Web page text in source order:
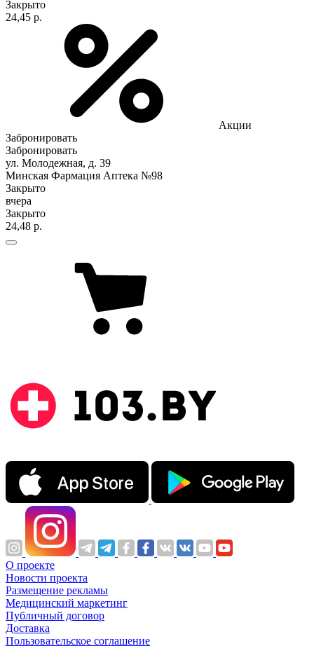
Закрыто
24,45 р.
Акции
Забронировать
Забронировать
ул. Молодежная, д. 39
Минская Фармация Аптека №98
Закрыто
вчера
Закрыто
24,48 р.
О проекте
Новости проекта
Размещение рекламы
Медицинский маркетинг
Публичный договор
Доставка
Пользовательское соглашение